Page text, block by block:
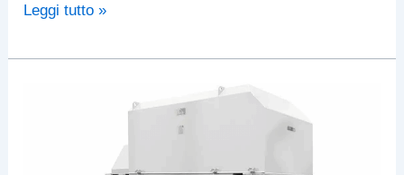
Motore
ad
Leggi tutto »